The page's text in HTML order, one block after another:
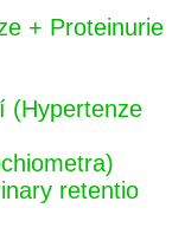
+ Proteinurie
(Hypertenze
retentio